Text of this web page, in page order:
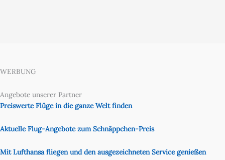
WERBUNG
Angebote unserer Partner
Preiswerte Flüge in die ganze Welt finden
Aktuelle Flug-Angebote zum Schnäppchen-Preis
Mit Lufthansa fliegen und den ausgezeichneten Service genießen